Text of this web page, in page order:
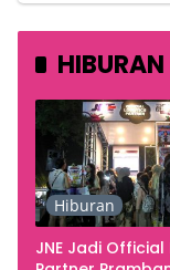
HIBURAN
Hiburan
JNE Jadi Official